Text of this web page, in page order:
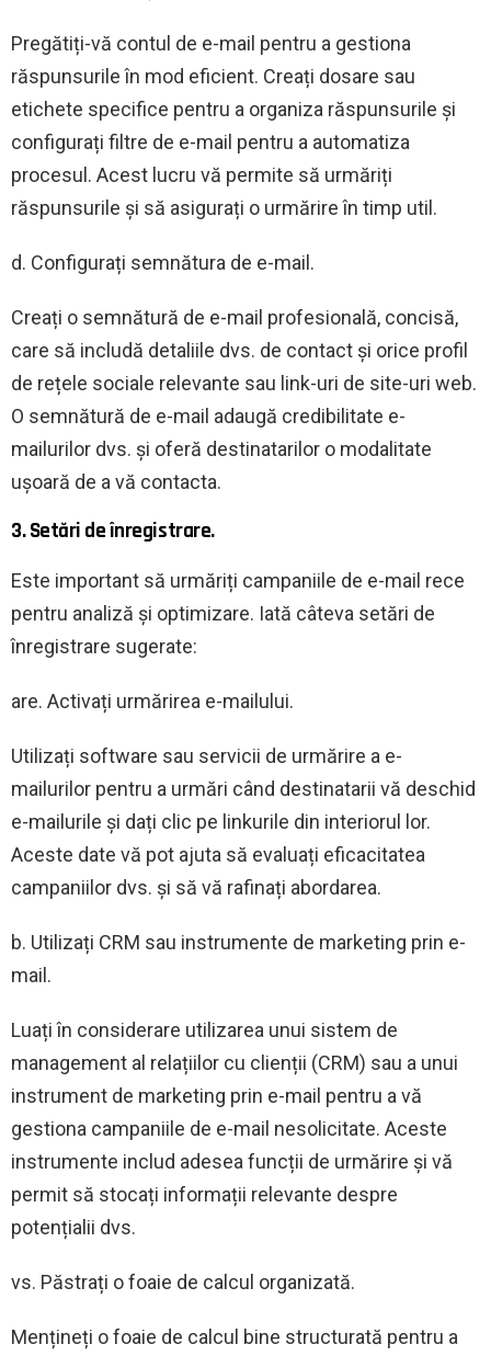
Pregătiți-vă contul de e-mail pentru a gestiona
răspunsurile în mod eficient. Creați dosare sau
etichete specifice pentru a organiza răspunsurile și
configurați filtre de e-mail pentru a automatiza
procesul. Acest lucru vă permite să urmăriți
răspunsurile și să asigurați o urmărire în timp util.
d. Configurați semnătura de e-mail.
Creați o semnătură de e-mail profesională, concisă,
care să includă detaliile dvs. de contact și orice profil
de rețele sociale relevante sau link-uri de site-uri web.
O semnătură de e-mail adaugă credibilitate e-
mailurilor dvs. și oferă destinatarilor o modalitate
ușoară de a vă contacta.
3. Setări de înregistrare.
Este important să urmăriți campaniile de e-mail rece
pentru analiză și optimizare. Iată câteva setări de
înregistrare sugerate:
are. Activați urmărirea e-mailului.
Utilizați software sau servicii de urmărire a e-
mailurilor pentru a urmări când destinatarii vă deschid
e-mailurile și dați clic pe linkurile din interiorul lor.
Aceste date vă pot ajuta să evaluați eficacitatea
campaniilor dvs. și să vă rafinați abordarea.
b. Utilizați CRM sau instrumente de marketing prin e-
mail.
Luați în considerare utilizarea unui sistem de
management al relațiilor cu clienții (CRM) sau a unui
instrument de marketing prin e-mail pentru a vă
gestiona campaniile de e-mail nesolicitate. Aceste
instrumente includ adesea funcții de urmărire și vă
permit să stocați informații relevante despre
potențialii dvs.
vs. Păstrați o foaie de calcul organizată.
Mențineți o foaie de calcul bine structurată pentru a